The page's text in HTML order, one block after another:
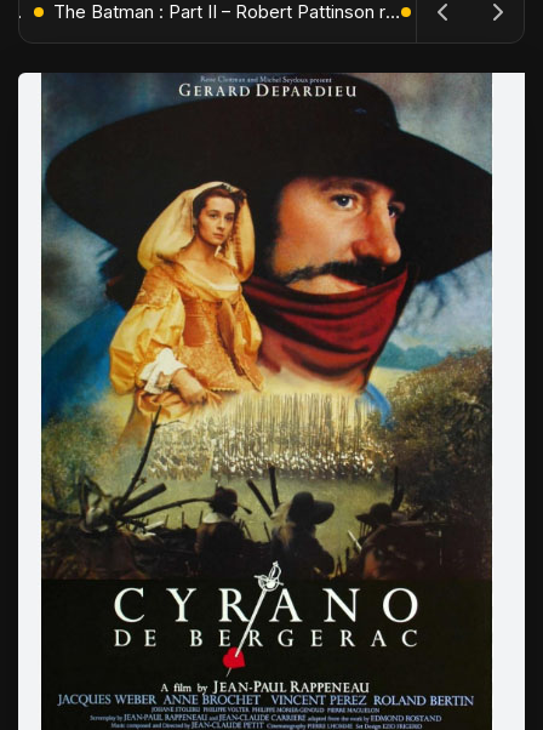
L'Âge de Glace : Le Réveil du Volcan – Manny, Sid et Diego de retour pour une aventure explosive The Batman : Part II – Robert Pattinson replonge dans les ténèbres de Gotham dès octobre 2027